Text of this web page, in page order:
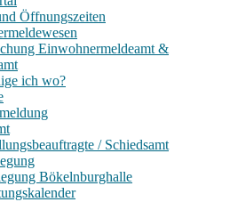
Öffnungszeiten
Einwohnermeldeamt &
ich wo?
/ Schiedsamt
Bökelnburghalle